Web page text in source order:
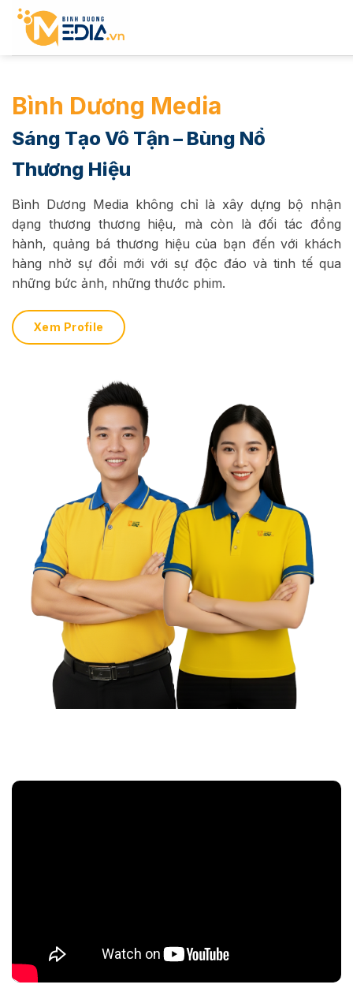
Chuyển
Bình Dương Media
Sáng Tạo Vô Tận – Bùng Nổ
Thương Hiệu
Bình Dương Media không chỉ là xây dựng bộ nhận
dạng thương thương hiệu, mà còn là đối tác đồng
hành, quảng bá thương hiệu của bạn đến với khách
hàng nhờ sự đổi mới với sự độc đáo và tinh tế qua
những bức ảnh, những thước phim.
Xem Profile